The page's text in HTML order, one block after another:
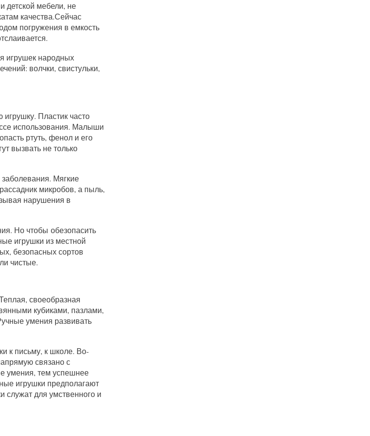
детской мебели, не
качества.Сейчас
погружения в емкость
игрушек народных
волчки, свистульки,
Пластик часто
использования. Малыши
ртуть, фенол и его
вызвать не только
Мягкие
микробов, а пыль,
нарушения в
Но чтобы обезопасить
игрушки из местной
безопасных сортов
чистые.
своеобразная
кубиками, пазлами,
умения развивать
к письму, к школе. Во-
связано с
умения, тем успешнее
игрушки предполагают
служат для умственного и